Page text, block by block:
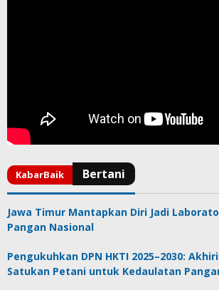
Jawa Timur Mantapkan Diri Jadi
Pangan Nasional
Pengukuhkan DPN HKTI 2025–2030:
Satukan Petani untuk Kedaulatan